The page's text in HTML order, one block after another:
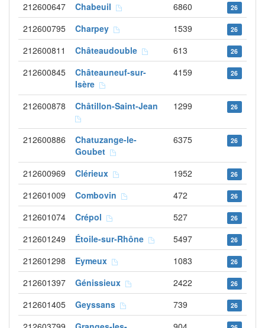
212600647 Chabeuil 6860 26
212600795 Charpey 1539 26
212600811 Châteaudouble 613 26
212600845
Châteauneuf-sur-
Isère
4159 26
212600878 Châtillon-Saint-Jean 1299 26
212600886
Chatuzange-le-
Goubet
6375 26
212600969 Clérieux 1952 26
212601009 Combovin 472 26
212601074 Crépol 527 26
212601249 Étoile-sur-Rhône 5497 26
212601298 Eymeux 1083 26
212601397 Génissieux 2422 26
212601405 Geyssans 739 26